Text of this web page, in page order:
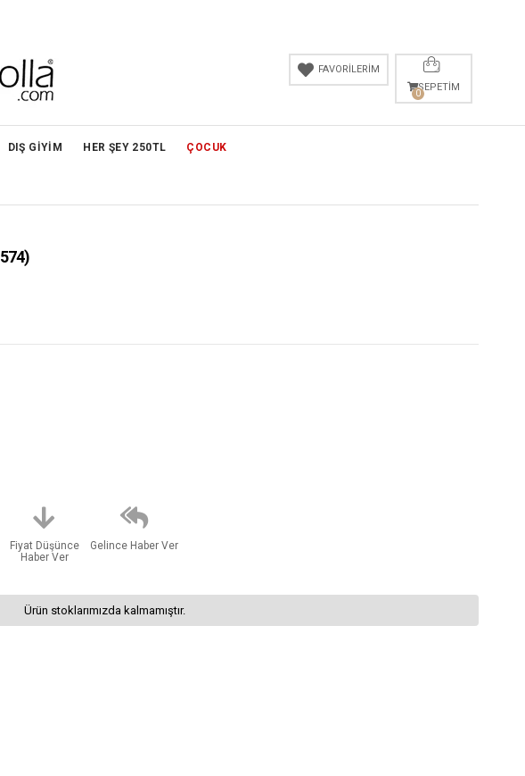
SEPETIM
0
FAVORİLERİM
DIŞ GİYİM HER ŞEY 250TL ÇOCUK
Fiyat Düşünce
Haber Ver
Gelince Haber Ver
Ürün stoklarımızda kalmamıştır.